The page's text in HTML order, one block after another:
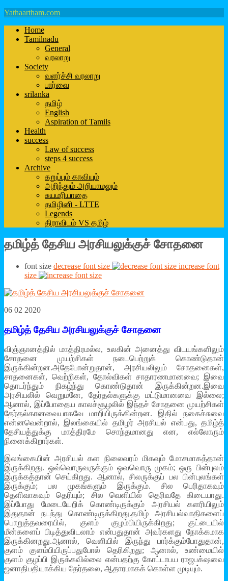
Yathaartham.com
Home
Tamilnadu
General
வரலாறு
Society
வளர்ச்சி வரலாறு
பார்வை
srilanka
தமிழ்
English
Aspiration of Tamils
Health
success
Law of success
steps 4 success
Archive
கறுப்பும் காவியும்
அறிந்தும் அறியாமலும்
சுயமரியாதை
தமிழினி - LTTE
Legends
திராவிடம் VS தமிழ்
தமிழ்த் தேசிய அரசியலுக்குச் சோதனை
font size decrease font size
increase font
size
06 02 2020
தமிழ்த் தேசிய அரசியலுக்குச் சோதனை
விஞ்ஞானத்தில் மாத்திரமல்ல, உலகின் அனைத்து விடயங்களிலும்
சோதனை முயற்சிகள் நடைபெற்றுக் கொண்டுதான்
இருக்கின்றன.அதேபோன்றுதான், அரசியலிலும் சோதனைகள்,
சாதனைகள், வெற்றிகள், தோல்விகள் சாதாரணமானவை; இவை
தொடர்ந்தும் நிகழ்ந்து கொண்டுதான் இருக்கின்றன.இவை
அரசியலில் வெறுமனே, தேர்தல்களுக்கு மட்டுமானவை இல்லை;
ஆனால், இப்போதைய காலச்சூழலில் இந்தச் சோதனை முயற்சிகள்
தேர்தல்கானவையாகவே மாறியிருக்கின்றன. இதில் நகைச்சுவை
என்னவென்றால், இலங்கையில் தமிழர் அரசியல் என்பது, தமிழ்த்
தேசியத்துக்கு மாத்திரமே சொந்தமானது என, எல்லோரும்
நினைக்கிறார்கள்.
இலங்கையின் அரசியல் கள நிலைவரம் மிகவும் மோசமாகத்தான்
இருக்கிறது. ஒவ்வொருவருக்கும் ஒவவொரு முகம்; ஒரு பின்புலம்
இருக்கத்தான் செய்கிறது. ஆனால், சிலருக்குப் பல பின்புலங்கள்
இருக்கும்; பல முகங்களும் இருக்கும். சில பெரிதாகவும்
தெளிவாகவும் தெரியும்; சில வெளியில் தெரிவதே கிடையாது.
இப்போது மேடையேறிக் கொண்டிருக்கும் அரசியல் களரியிலும்
இதுதான் நடந்து கொண்டிருக்கிறது.தமிழ் அரசியல்வாதிகளைப்
பொறுத்தவரையில், குளம் குழம்பியிருக்கிறது; குட்டையில்
மீன்களைப் பிடித்துவிடலாம் என்பதுதான் அவர்களது நோக்கமாக
இருக்கினறது.ஆனால், வெளியில் இருந்து பார்க்கும்போதுதான்,
குளம் குளம்பியிருப்பதுபோல் தெரிகிறது; ஆனால், உண்மையில்
குளம் குழப்பி இருக்கவில்லை என்பதற்கு கோட்டாபய ராஜபக்‌ஷவை
ஜனாதிபதியாக்கிய தேர்தலை, ஆதாரமாகக் கொள்ள முடியும்.